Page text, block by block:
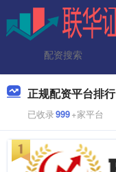
正规配资平台排行
已收录999+家平台